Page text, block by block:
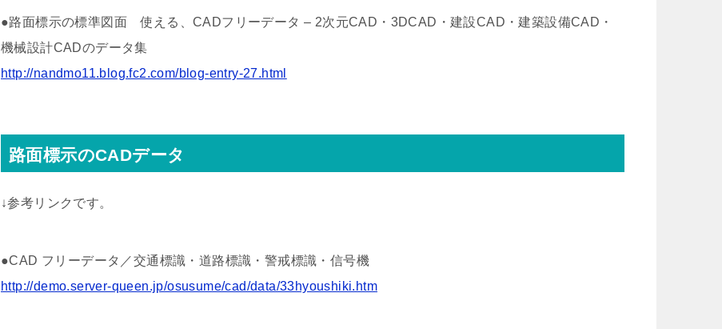
●路面標示の標準図面 使える、CADフリーデータ – 2次元CAD・3DCAD・建設CAD・建築設備CAD・
機械設計CADのデータ集
http://nandmo11.blog.fc2.com/blog-entry-27.html
路面標示のCADデータ
↓参考リンクです。
●CAD フリーデータ／交通標識・道路標識・警戒標識・信号機
http://demo.server-queen.jp/osusume/cad/data/33hyoushiki.htm